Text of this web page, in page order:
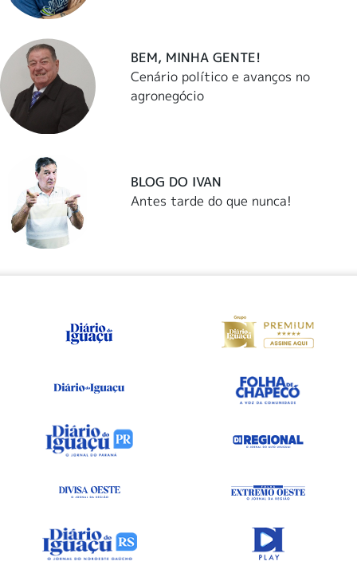
BEM, MINHA GENTE!
Cenário político e avanços no
agronegócio
BLOG DO IVAN
Antes tarde do que nunca!